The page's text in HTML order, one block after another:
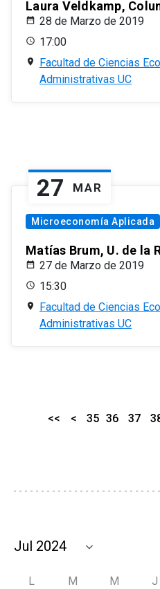
Laura Veldkamp,
28 de Marzo de 2019
17:00
Facultad de Ciencias
Administrativas UC
27 MAR
Microeconomía Aplicada
Matías Brum, U. de la
27 de Marzo de 2019
15:30
Facultad de Ciencias
Administrativas UC
<< < 35 36 37
L M M J